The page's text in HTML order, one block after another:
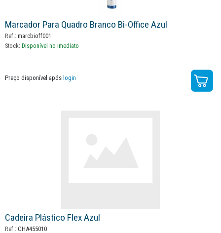
Marcador Para Quadro Branco Bi-Office Azul
Ref.: marcbioff001
Stock: Disponível no imediato
Preço disponível após login
Cadeira Plástico Flex Azul
Ref.: CHA455010